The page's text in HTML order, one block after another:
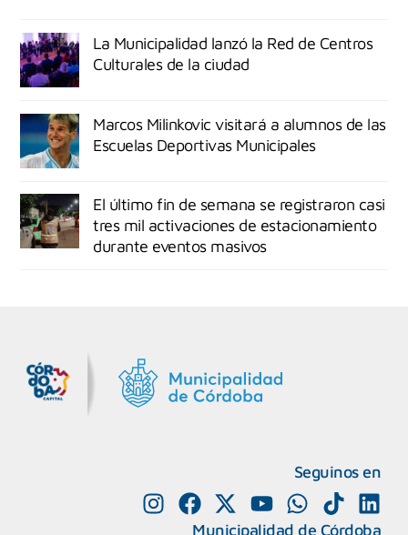
La Municipalidad lanzó la Red de Centros
Culturales de la ciudad
Marcos Milinkovic visitará a alumnos de las
Escuelas Deportivas Municipales
El último fin de semana se registraron casi
tres mil activaciones de estacionamiento
durante eventos masivos
Seguinos en
Municipalidad de Córdoba